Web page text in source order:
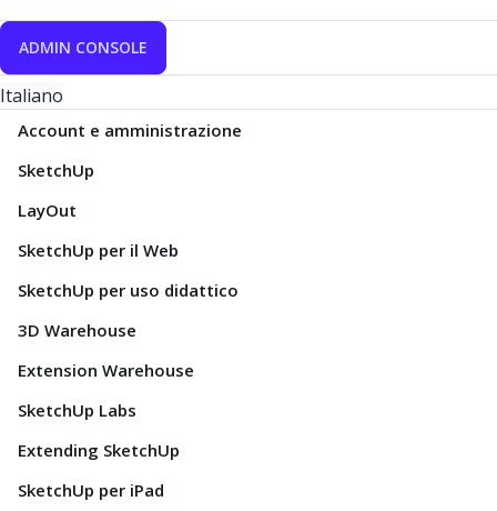
ADMIN CONSOLE
Italiano
Account e amministrazione
SketchUp
LayOut
SketchUp per il Web
SketchUp per uso didattico
3D Warehouse
Extension Warehouse
SketchUp Labs
Extending SketchUp
SketchUp per iPad